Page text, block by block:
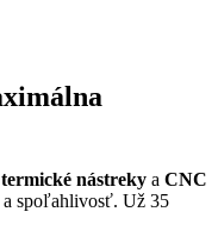
termické nástreky a CNC
a spoľahlivosť. Už 35